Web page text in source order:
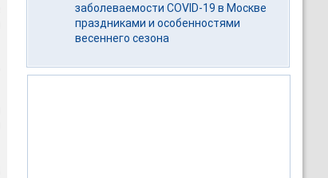
заболеваемости COVID-19 в Москве
праздниками и особенностями
весеннего сезона